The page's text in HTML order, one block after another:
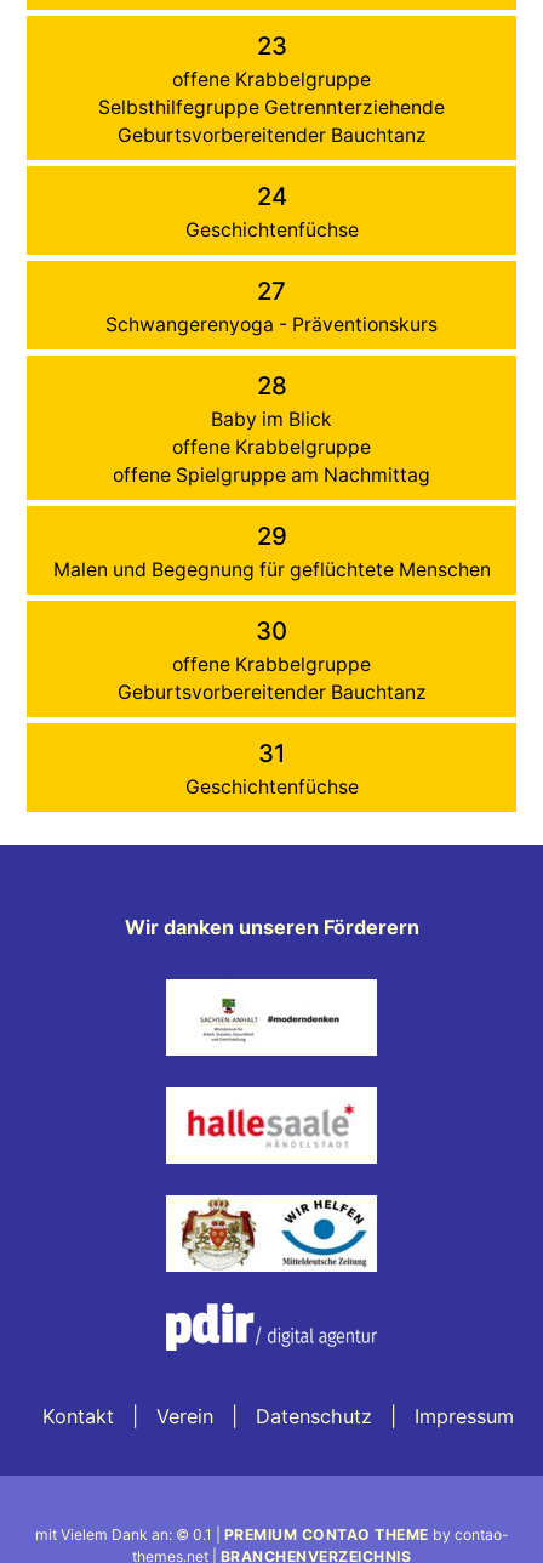
23
offene Krabbelgruppe
Selbsthilfegruppe Getrennterziehende
Geburtsvorbereitender Bauchtanz
24
Geschichtenfüchse
27
Schwangerenyoga - Präventionskurs
28
Baby im Blick
offene Krabbelgruppe
offene Spielgruppe am Nachmittag
29
Malen und Begegnung für geflüchtete Menschen
30
offene Krabbelgruppe
Geburtsvorbereitender Bauchtanz
31
Geschichtenfüchse
Wir danken unseren Förderern
Kontakt Verein Datenschutz Impressum
mit Vielem Dank an: © 0.1 | PREMIUM CONTAO THEME by contao-
themes.net | BRANCHENVERZEICHNIS